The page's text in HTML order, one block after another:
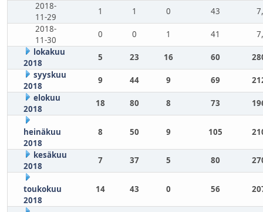
2018-
11-29
1 1 0 43
2018-
11-30
0 0 1 41
lokakuu
2018
5 23 16 60
syyskuu
2018
9 44 9 69
elokuu
2018
18 80 8 73
heinäkuu
2018
8 50 9 105
kesäkuu
2018
7 37 5 80
toukokuu
2018
14 43 0 56